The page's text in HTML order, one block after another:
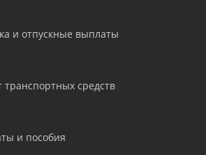
и отпускные выплаты
транспортных средств
и пособия